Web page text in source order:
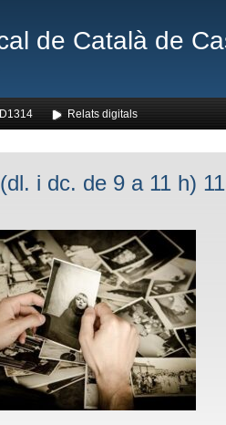
de Català de
Relats digitals
i dc. de 9 a 11 h)